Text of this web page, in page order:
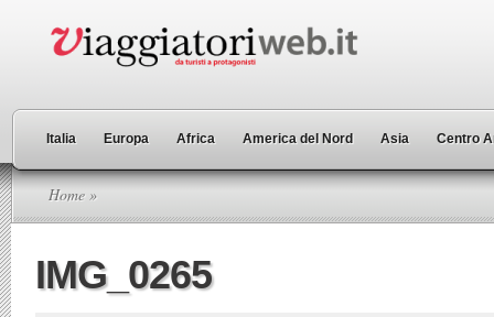
Italia Europa Africa America del Nord Asia Centro
Home »
IMG_0265